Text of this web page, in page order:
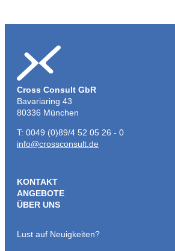
Cross Consult GbR
Bavariaring 43
80336 München
T: 0049 (0)89/4 52 05 26 - 0
info@crossconsult.de
KONTAKT
ANGEBOTE
ÜBER UNS
Lust auf Neuigkeiten?